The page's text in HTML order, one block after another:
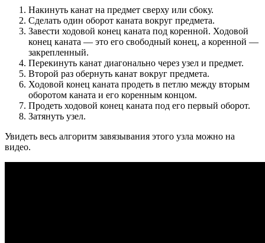
Накинуть канат на предмет сверху или сбоку.
Сделать один оборот каната вокруг предмета.
Завести ходовой конец каната под коренной. Ходовой
конец каната — это его свободный конец, а коренной —
закрепленный.
Перекинуть канат диагонально через узел и предмет.
Второй раз обернуть канат вокруг предмета.
Ходовой конец каната продеть в петлю между вторым
оборотом каната и его коренным концом.
Продеть ходовой конец каната под его первый оборот.
Затянуть узел.
Увидеть весь алгоритм завязывания этого узла можно на
видео.